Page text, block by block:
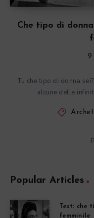
Che tipo di
9
Tu che tipo di donna
alcune delle
Popular Articles
Test: che
femminile